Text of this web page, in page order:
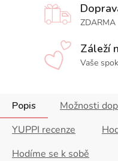
Záleží
Vaše
Popis Možnosti
YUPPI recenze
Hodíme se k sobě